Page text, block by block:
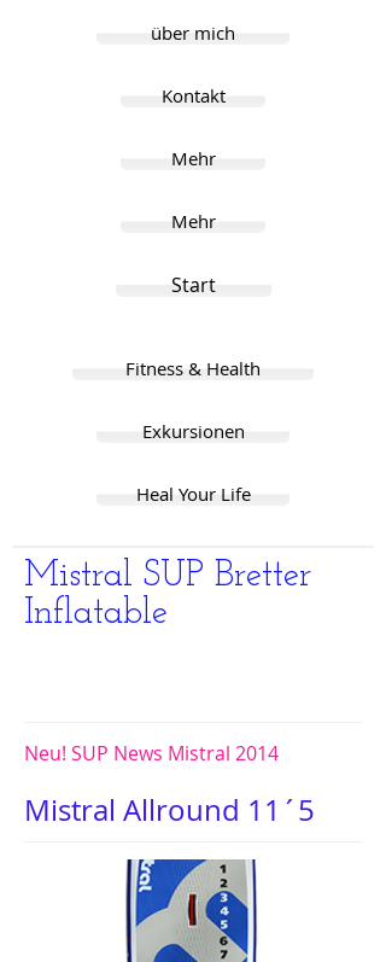
über mich
Kontakt
Mehr
Mehr
Start
Fitness & Health
Exkursionen
Heal Your Life
Mistral SUP Bretter
Inflatable
Neu! SUP News Mistral 2014
Mistral Allround 11´5